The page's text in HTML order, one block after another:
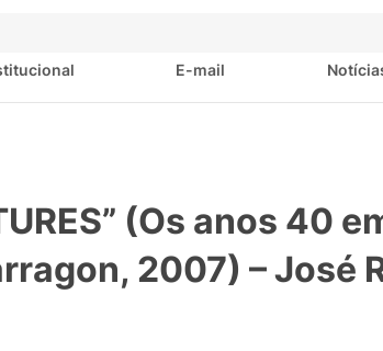
E-mail
(Os anos 40
2007) – José